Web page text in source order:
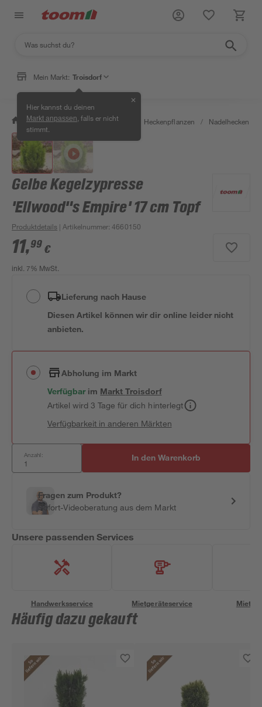
Mein Markt: Troisdorf
Hier kannst du deinen
Markt anpassen , falls er nicht
stimmt.
✕
/ Garten & Freizeit / Pflanzen Heckenpflanzen / Nadelhecken
Gelbe Kegelzypresse
'Ellwood"s Empire' 17 cm Topf
Produktdetails | Artikelnummer:4660150
11,99 €
inkl. 7% MwSt.
Lieferung nach Hause
Diesen Artikel können wir dir online leider nicht
anbieten.
Abholung im Markt
Verfügbar im MarktTroisdorf
Artikel wird 3 Tage für dich hinterlegt
Verfügbarkeit in anderen Märkten
Anzahl: In den Warenkorb
Fragen zum Produkt?
Sofort-Videoberatung aus dem Markt
Unsere passenden Services
Handwerksservice Mietgeräteservice
Häufig dazu gekauft